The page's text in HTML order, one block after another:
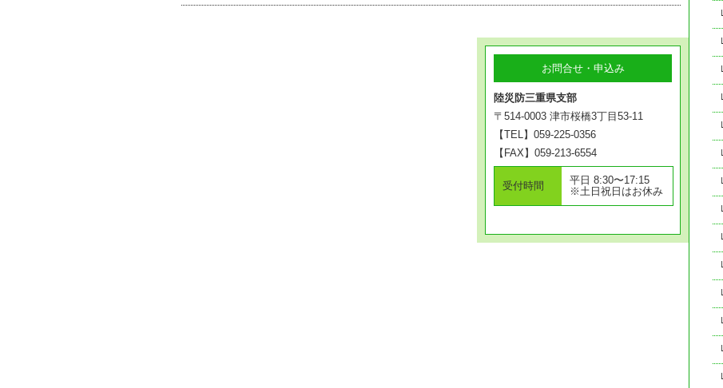
お問合せ・申込み
陸災防三重県支部
〒514-0003 津市桜橋3丁目53-11
【TEL】059-225-0356
【FAX】059-213-6554
受付時間
平日 8:30〜17:15
※土日祝日はお休み